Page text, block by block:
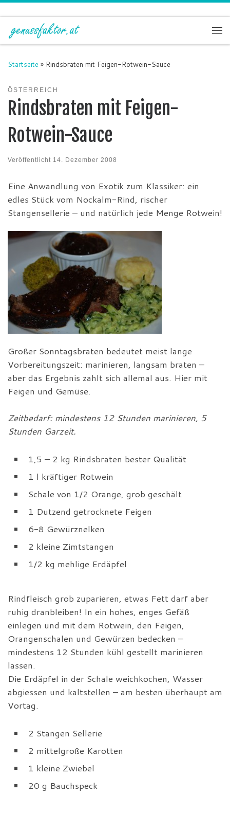
Zum Inhalt springen
Startseite » Rindsbraten mit Feigen-Rotwein-Sauce
ÖSTERREICH
Rindsbraten mit Feigen-
Rotwein-Sauce
Veröffentlicht 14. Dezember 2008
Eine Anwandlung von Exotik zum Klassiker: ein
edles Stück vom Nockalm-Rind, rischer
Stangensellerie – und natürlich jede Menge Rotwein!
Großer Sonntagsbraten bedeutet meist lange
Vorbereitungszeit: marinieren, langsam braten –
aber das Ergebnis zahlt sich allemal aus. Hier mit
Feigen und Gemüse.
Zeitbedarf: mindestens 12 Stunden marinieren, 5
Stunden Garzeit.
1,5 – 2 kg Rindsbraten bester Qualität
1 l kräftiger Rotwein
Schale von 1/2 Orange, grob geschält
1 Dutzend getrocknete Feigen
6-8 Gewürznelken
2 kleine Zimtstangen
1/2 kg mehlige Erdäpfel
Rindfleisch grob zuparieren, etwas Fett darf aber
ruhig dranbleiben! In ein hohes, enges Gefäß
einlegen und mit dem Rotwein, den Feigen,
Orangenschalen und Gewürzen bedecken –
mindestens 12 Stunden kühl gestellt marinieren
lassen.
Die Erdäpfel in der Schale weichkochen, Wasser
abgiessen und kaltstellen – am besten überhaupt am
Vortag.
2 Stangen Sellerie
2 mittelgroße Karotten
1 kleine Zwiebel
20 g Bauchspeck